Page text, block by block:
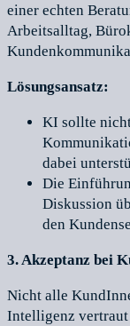
einer echten
Arbeitsalltag,
Lösungsansatz:
KI sollte
dabei
Die
Diskussion
den
3. Akzeptanz bei
Nicht alle
Intelligenz vertraut